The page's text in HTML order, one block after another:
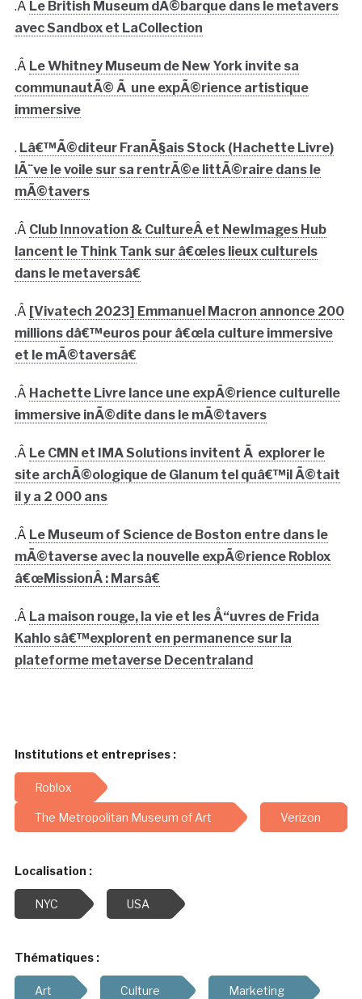
.Â Le British Museum dÃ©barque dans le metavers
avec Sandbox et LaCollection
.Â Le Whitney Museum de New York invite sa
communautÃ© Ã une expÃ©rience artistique
immersive
. Lâ€™Ã©diteur FranÃ§ais Stock (Hachette Livre)
lÃ¨ve le voile sur sa rentrÃ©e littÃ©raire dans le
mÃ©tavers
.Â Club Innovation & CultureÂ et NewImages Hub
lancent le Think Tank sur â€œles lieux culturels
dans le metaversâ€
.Â [Vivatech 2023] Emmanuel Macron annonce 200
millions dâ€™euros pour â€œla culture immersive
et le mÃ©taversâ€
.Â Hachette Livre lance une expÃ©rience culturelle
immersive inÃ©dite dans le mÃ©tavers
.Â Le CMN et IMA Solutions invitent Ã explorer le
site archÃ©ologique de Glanum tel quâ€™il Ã©tait
il y a 2 000 ans
.Â Le Museum of Science de Boston entre dans le
mÃ©taverse avec la nouvelle expÃ©rience Roblox
â€œMissionÂ : Marsâ€
.Â La maison rouge, la vie et les Å“uvres de Frida
Kahlo sâ€™explorent en permanence sur la
plateforme metaverse Decentraland
Institutions et entreprises :
Roblox
The Metropolitan Museum of Art Verizon
Localisation :
NYC USA
Thématiques :
Art Culture Marketing